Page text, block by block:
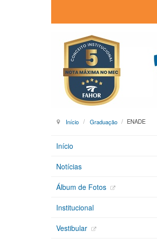
Início Graduação ENADE
Início
Notícias
Álbum de Fotos
Institucional
Vestibular